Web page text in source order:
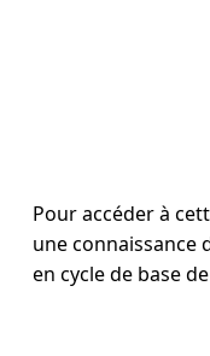
Pour accéder à
une connaissance
en cycle de base